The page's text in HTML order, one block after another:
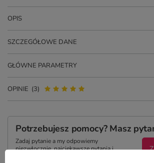
OPIS
SZCZEGÓŁOWE DANE
GŁÓWNE PARAMETRY
OPINIE (3)
Potrzebujesz pomocy? Masz
Zadaj pytanie a my odpowiemy
niezwłocznie, najciekawsze pytania i